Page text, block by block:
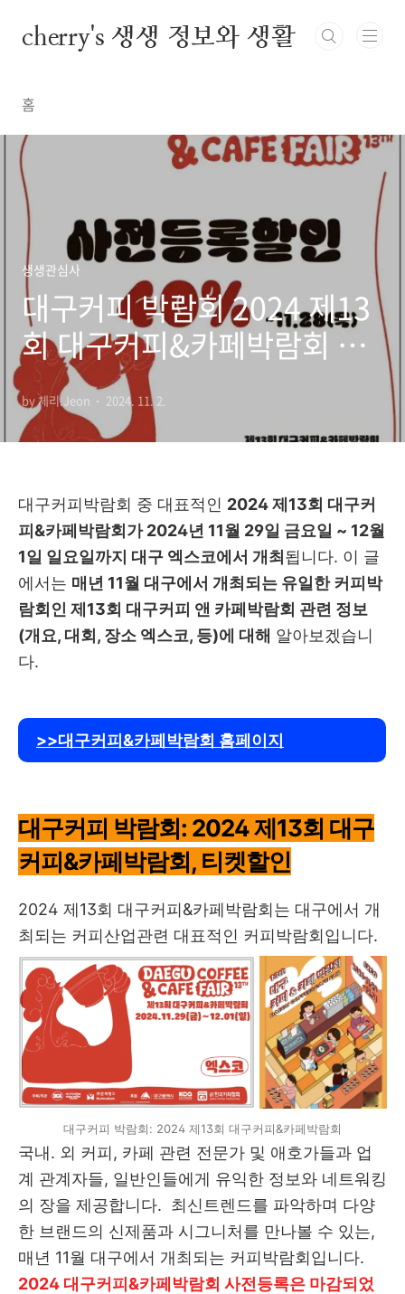
cherry's 생생 정보와 생활
홈
생생관심사
대구커피 박람회 2024 제13
회 대구커피&카페박람회 티
켓 사전등록할인 주요행사 대
회 대구 엑스코
by 체리.Jeon 2024. 11. 2.
대구커피박람회 중 대표적인 2024 제13회 대구커
피&카페박람회가 2024년 11월 29일 금요일 ~ 12월
1일 일요일까지 대구 엑스코에서 개최 됩니다. 이 글
에서는 매년 11월 대구에서 개최되는 유일한 커피박
람회인 제13회 대구커피 앤 카페박람회 관련 정보
(개요, 대회, 장소 엑스코, 등)에 대해 알아보겠습니
다.
>>대구커피&카페박람회 홈페이지
대구커피 박람회: 2024 제13회 대구
커피&카페박람회, 티켓할인
2024 제13회 대구커피&카페박람회는 대구에서 개
최되는 커피산업관련 대표적인 커피박람회입니다.
대구커피 박람회: 2024 제13회 대구커피&카페박람회
국내. 외 커피, 카페 관련 전문가 및 애호가들과 업
계 관계자들, 일반인들에게 유익한 정보와 네트워킹
의 장을 제공합니다. 최신트렌드를 파악하며 다양
한 브랜드의 신제품과 시그니처를 만나볼 수 있는,
매년 11월 대구에서 개최되는 커피박람회입니다.
2024 대구커피&카페박람회 사전등록은 마감되었